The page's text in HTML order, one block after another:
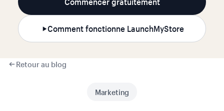
Comment fonctionne LaunchMyStore
Retour au blog
Marketing